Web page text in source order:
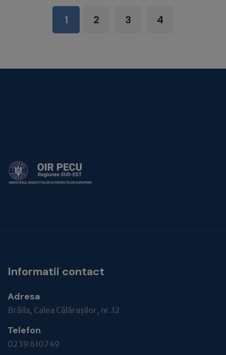
1 2 3 4
Informatii contact
Adresa
Brăila, Calea Călărașilor, nr.12
Telefon
0239 610749